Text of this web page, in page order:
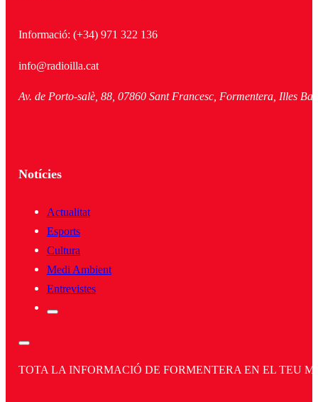
Informació: (+34) 971 322 136
info@radioilla.cat
Av. de Porto-salè, 88, 07860 Sant Francesc, Formentera, Illes
Notícies
Actualitat
Esports
Cultura
Medi Ambient
Entrevistes
TOTA LA INFORMACIÓ DE FORMENTERA EN EL TEU